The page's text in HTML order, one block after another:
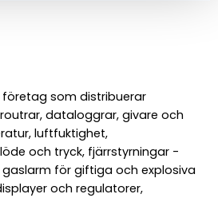
som distribuerar
dataloggrar, givare och
luftfuktighet,
och tryck, fjärrstyrningar -
gaslarm för giftiga och explosiva
och regulatorer,